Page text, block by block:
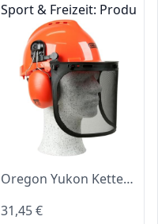
Sport & Freizeit:
Oregon Yukon Kettensägen-Sicherheitshelm mit Gehörschutz und Netzvisier
31,45 €